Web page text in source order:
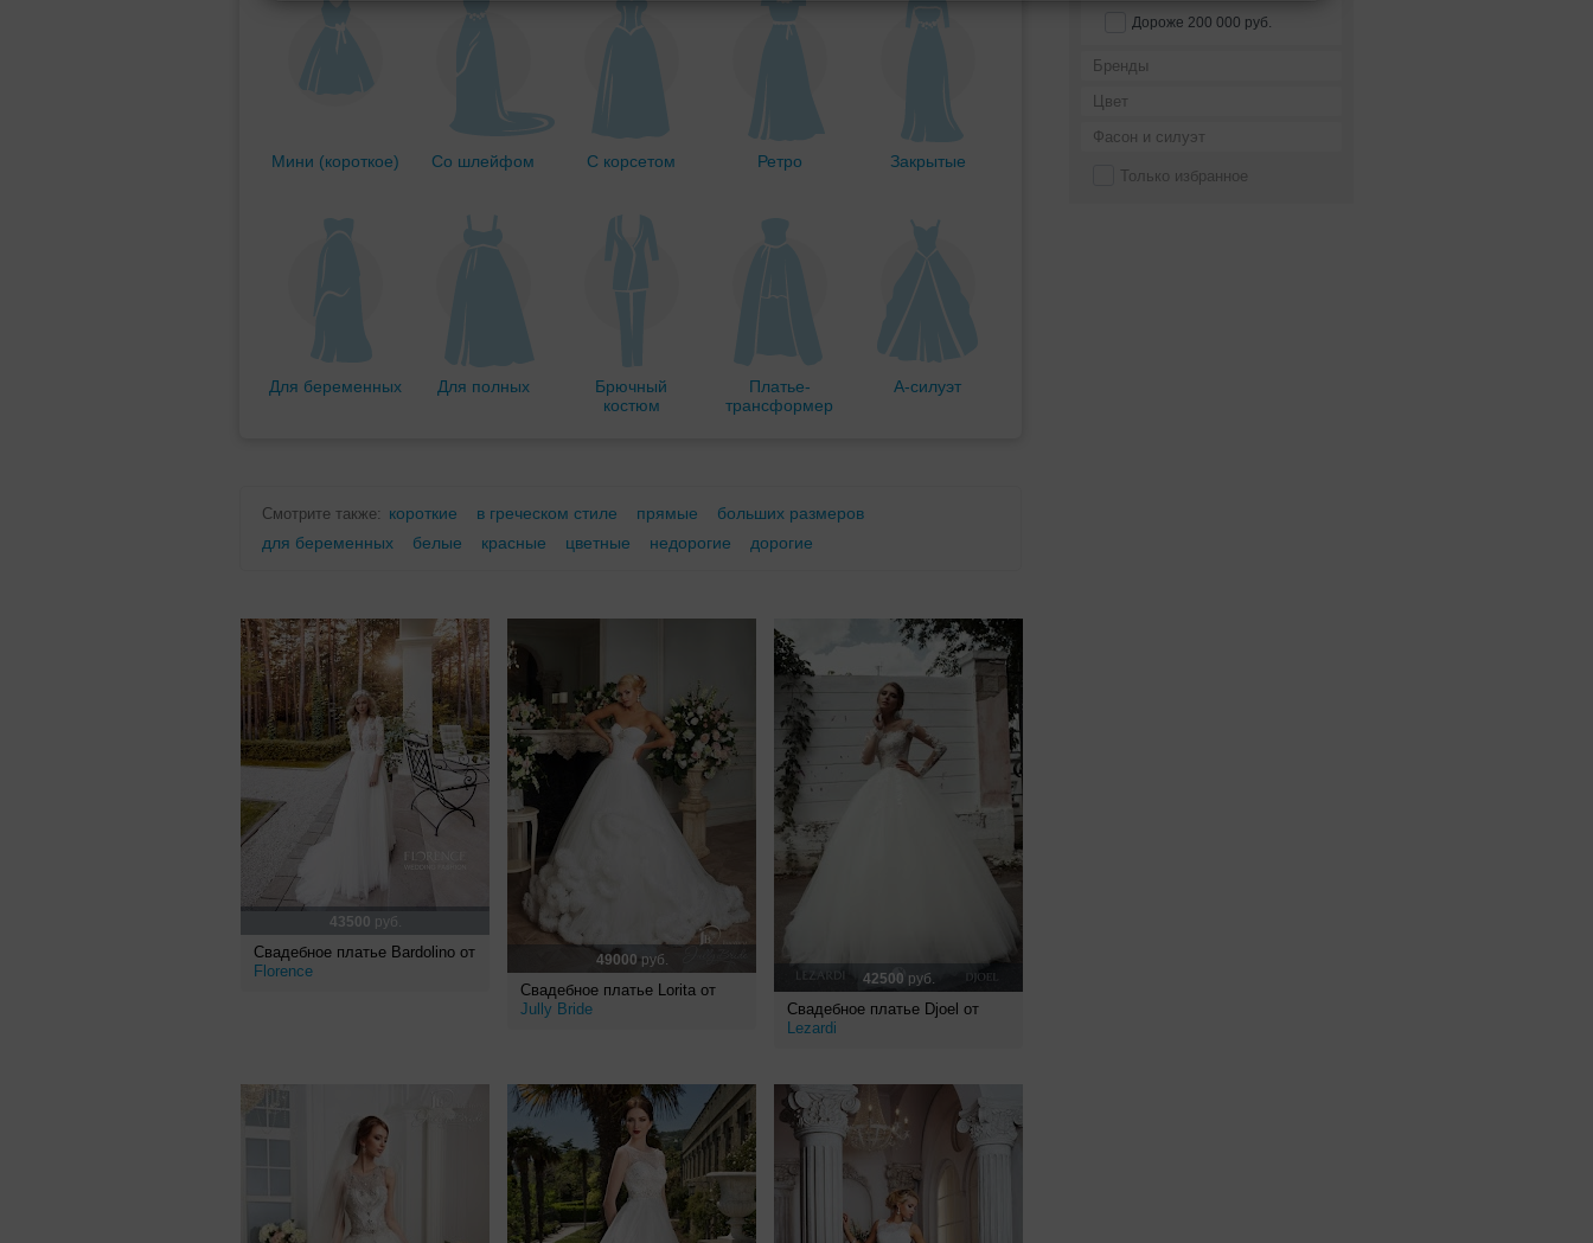
Дороже 200 000 руб.
Бренды
Цвет
Фасон и силуэт
Только избранное
Мини (короткое) Со шлейфом С корсетом Ретро Закрытые
Для беременных Для полных
Брючный
костюм
Платье-
трансформер
А-силуэт
Смотрите также: короткие в греческом стиле прямые
больших размеров
для беременных
белые красные цветные недорогие дорогие
43500 руб.
Свадебное платье Bardolino от
Florence
49000 руб.
Свадебное платье Lorita от
Jully Bride
42500 руб.
Свадебное платье Djoel от
Lezardi